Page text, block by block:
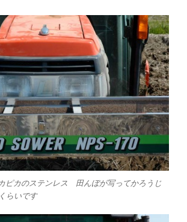
ピカのステンレス 田んぼが写ってかろうじ
らいです